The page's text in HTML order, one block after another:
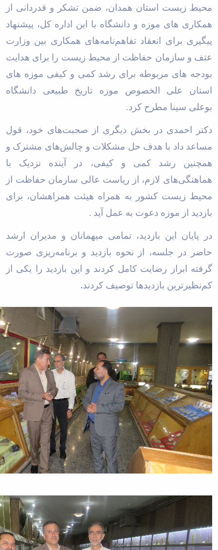
محیط زیست استان همدان، ضمن تشکر و قدردانی از
همکاری های موزه و دانشگاه با این اداره کل، پیشنهاد
پیگیری برای انعقاد تفاهم‌نامه‌های همکاری بین وزارت
عتف و سازمان حفاظت از محیط زیست را برای هدایت
بودجه های مربوطه برای رشد کمی و کیفی موزه های
استان علی الخصوص موزه تاریخ طبیعی دانشگاه
بوعلی سینا مطرح کرد.
دکتر احمدی در بخش دیگری از صحبت‌های خود، قول
مساعد داد با هدف حل مشکلات و چالش‌های مشترک و
همچنین رشد کمی و کیفی، در آینده نزدیک با
هماهنگی‌های لازم، از ریاست عالی سازمان حفاظت از
محیط زیست کشور به همراه هیئت همراهشان، برای
بازدید از موزه دعوت به عمل آید .
در پایان این بازدید، تمامی میهمانان و مدیران ارشد
حاضر در جلسه، از نحوه بازدید و برنامه‌ریزی صورت
گرفته ابراز رضایت کامل کردند و این بازدید را یکی از
کم‌نظیرترین بازدیدها توصیف کردند.